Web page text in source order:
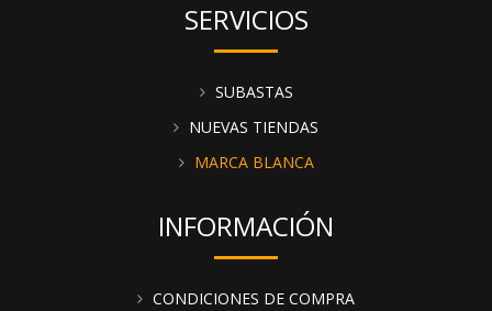
SERVICIOS
SUBASTAS
NUEVAS TIENDAS
MARCA BLANCA
INFORMACIÓN
CONDICIONES DE COMPRA